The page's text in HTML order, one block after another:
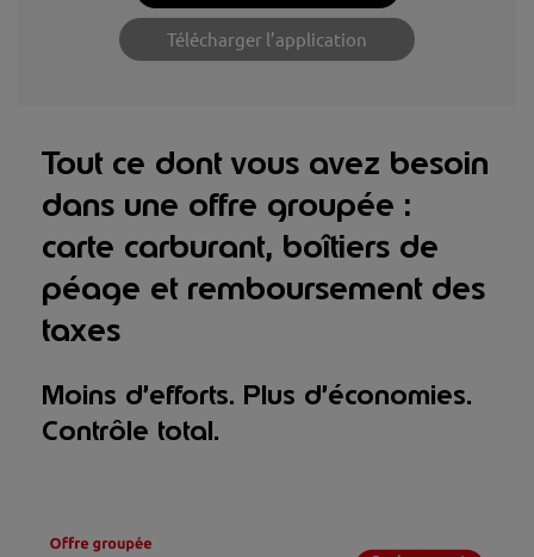
Télécharger l’application
Tout ce dont vous avez besoin
dans une offre groupée :
carte carburant, boîtiers de
péage et remboursement des
taxes
Moins d’efforts. Plus d’économies.
Contrôle total.